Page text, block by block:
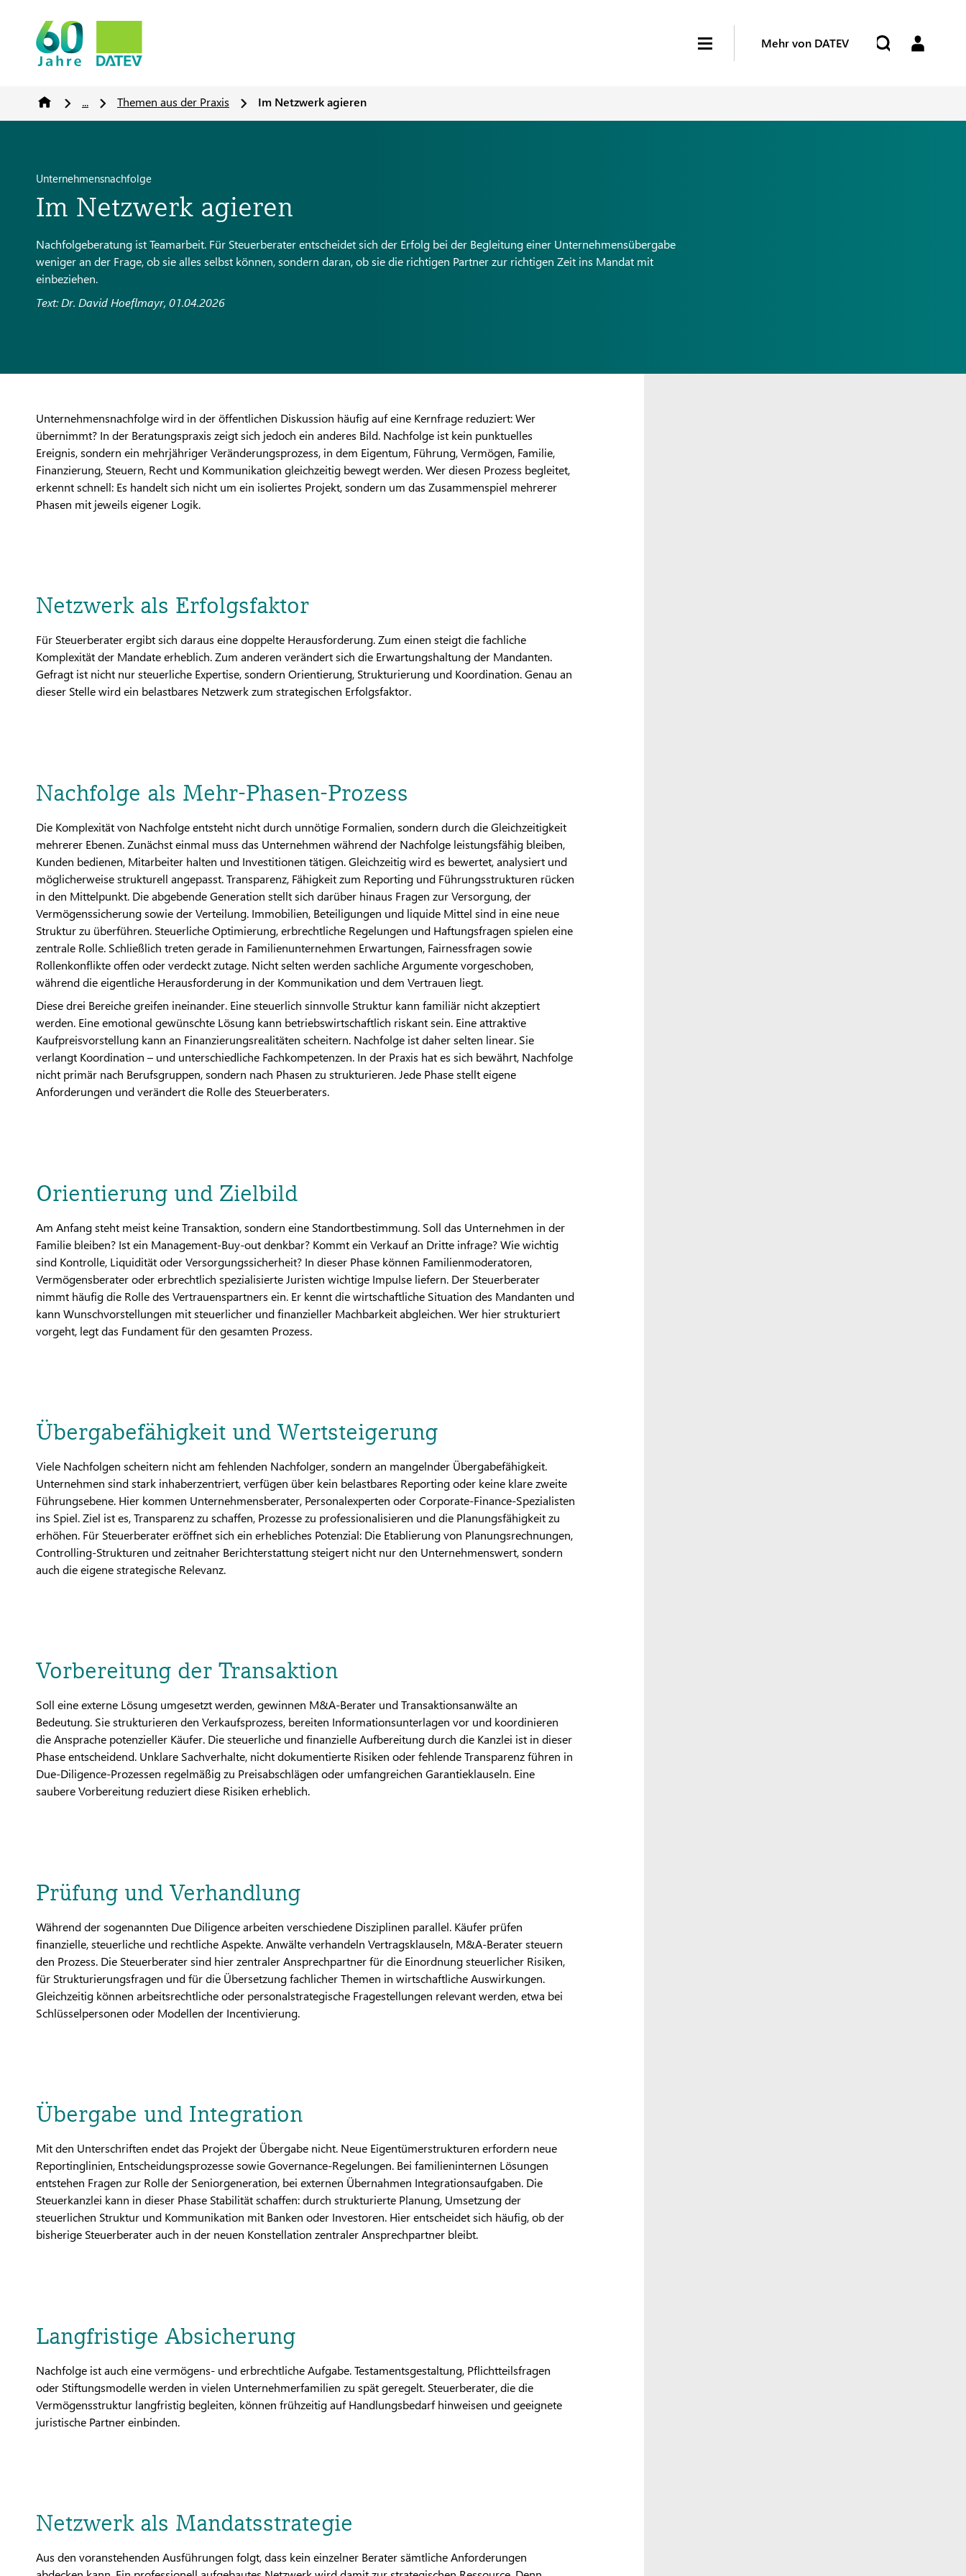
Mehr von DATEV
... Themen aus der Praxis Im Netzwerk agieren
Unternehmensnachfolge
Im Netzwerk agieren
Nachfolgeberatung ist Teamarbeit. Für Steuerberater entscheidet sich der Erfolg bei der Begleitung einer Unternehmensübergabe
weniger an der Frage, ob sie alles selbst können, sondern daran, ob sie die richtigen Partner zur richtigen Zeit ins Mandat mit
einbeziehen.
Text: Dr. David Hoeflmayr, 01.04.2026
Unternehmensnachfolge wird in der öffentlichen Diskussion häufig auf eine Kernfrage reduziert: Wer
übernimmt? In der Beratungspraxis zeigt sich jedoch ein anderes Bild. Nachfolge ist kein punktuelles
Ereignis, sondern ein mehrjähriger Veränderungsprozess, in dem Eigentum, Führung, Vermögen, Familie,
Finanzierung, Steuern, Recht und Kommunikation gleichzeitig bewegt werden. Wer diesen Prozess begleitet,
erkennt schnell: Es handelt sich nicht um ein isoliertes Projekt, sondern um das Zusammenspiel mehrerer
Phasen mit jeweils eigener Logik.
Netzwerk als Erfolgsfaktor
Für Steuerberater ergibt sich daraus eine doppelte Herausforderung. Zum einen steigt die fachliche
Komplexität der Mandate erheblich. Zum anderen verändert sich die Erwartungshaltung der Mandanten.
Gefragt ist nicht nur steuerliche Expertise, sondern Orientierung, Strukturierung und Koordination. Genau an
dieser Stelle wird ein belastbares Netzwerk zum strategischen Erfolgsfaktor.
Nachfolge als Mehr-Phasen-Prozess
Die Komplexität von Nachfolge entsteht nicht durch unnötige Formalien, sondern durch die Gleichzeitigkeit
mehrerer Ebenen. Zunächst einmal muss das Unternehmen während der Nachfolge leistungsfähig bleiben,
Kunden bedienen, Mitarbeiter halten und Investitionen tätigen. Gleichzeitig wird es bewertet, analysiert und
möglicherweise strukturell angepasst. Transparenz, Fähigkeit zum Reporting und Führungsstrukturen rücken
in den Mittelpunkt. Die abgebende Generation stellt sich darüber hinaus Fragen zur Versorgung, der
Vermögenssicherung sowie der Verteilung. Immobilien, Beteiligungen und liquide Mittel sind in eine neue
Struktur zu überführen. Steuerliche Optimierung, erbrechtliche Regelungen und Haftungsfragen spielen eine
zentrale Rolle. Schließlich treten gerade in Familienunternehmen Erwartungen, Fairnessfragen sowie
Rollenkonflikte offen oder verdeckt zutage. Nicht selten werden sachliche Argumente vorgeschoben,
während die eigentliche Herausforderung in der Kommunikation und dem Vertrauen liegt.
Diese drei Bereiche greifen ineinander. Eine steuerlich sinnvolle Struktur kann familiär nicht akzeptiert
werden. Eine emotional gewünschte Lösung kann betriebswirtschaftlich riskant sein. Eine attraktive
Kaufpreisvorstellung kann an Finanzierungsrealitäten scheitern. Nachfolge ist daher selten linear. Sie
verlangt Koordination – und unterschiedliche Fachkompetenzen. In der Praxis hat es sich bewährt, Nachfolge
nicht primär nach Berufsgruppen, sondern nach Phasen zu strukturieren. Jede Phase stellt eigene
Anforderungen und verändert die Rolle des Steuerberaters.
Orientierung und Zielbild
Am Anfang steht meist keine Transaktion, sondern eine Standortbestimmung. Soll das Unternehmen in der
Familie bleiben? Ist ein Management-Buy-out denkbar? Kommt ein Verkauf an Dritte infrage? Wie wichtig
sind Kontrolle, Liquidität oder Versorgungssicherheit? In dieser Phase können Familienmoderatoren,
Vermögensberater oder erbrechtlich spezialisierte Juristen wichtige Impulse liefern. Der Steuerberater
nimmt häufig die Rolle des Vertrauenspartners ein. Er kennt die wirtschaftliche Situation des Mandanten und
kann Wunschvorstellungen mit steuerlicher und finanzieller Machbarkeit abgleichen. Wer hier strukturiert
vorgeht, legt das Fundament für den gesamten Prozess.
Übergabefähigkeit und Wertsteigerung
Viele Nachfolgen scheitern nicht am fehlenden Nachfolger, sondern an mangelnder Übergabefähigkeit.
Unternehmen sind stark inhaberzentriert, verfügen über kein belastbares Reporting oder keine klare zweite
Führungsebene. Hier kommen Unternehmensberater, Personalexperten oder Corporate-Finance-Spezialisten
ins Spiel. Ziel ist es, Transparenz zu schaffen, Prozesse zu professionalisieren und die Planungsfähigkeit zu
erhöhen. Für Steuerberater eröffnet sich ein erhebliches Potenzial: Die Etablierung von Planungsrechnungen,
Controlling-Strukturen und zeitnaher Berichterstattung steigert nicht nur den Unternehmenswert, sondern
auch die eigene strategische Relevanz.
Vorbereitung der Transaktion
Soll eine externe Lösung umgesetzt werden, gewinnen M&A-Berater und Transaktionsanwälte an
Bedeutung. Sie strukturieren den Verkaufsprozess, bereiten Informationsunterlagen vor und koordinieren
die Ansprache potenzieller Käufer. Die steuerliche und finanzielle Aufbereitung durch die Kanzlei ist in dieser
Phase entscheidend. Unklare Sachverhalte, nicht dokumentierte Risiken oder fehlende Transparenz führen in
Due-Diligence-Prozessen regelmäßig zu Preisabschlägen oder umfangreichen Garantieklauseln. Eine
saubere Vorbereitung reduziert diese Risiken erheblich.
Prüfung und Verhandlung
Während der sogenannten Due Diligence arbeiten verschiedene Disziplinen parallel. Käufer prüfen
finanzielle, steuerliche und rechtliche Aspekte. Anwälte verhandeln Vertragsklauseln, M&A-Berater steuern
den Prozess. Die Steuerberater sind hier zentraler Ansprechpartner für die Einordnung steuerlicher Risiken,
für Strukturierungsfragen und für die Übersetzung fachlicher Themen in wirtschaftliche Auswirkungen.
Gleichzeitig können arbeitsrechtliche oder personalstrategische Fragestellungen relevant werden, etwa bei
Schlüsselpersonen oder Modellen der Incentivierung.
Übergabe und Integration
Mit den Unterschriften endet das Projekt der Übergabe nicht. Neue Eigentümerstrukturen erfordern neue
Reportinglinien, Entscheidungsprozesse sowie Governance-Regelungen. Bei familieninternen Lösungen
entstehen Fragen zur Rolle der Seniorgeneration, bei externen Übernahmen Integrationsaufgaben. Die
Steuerkanzlei kann in dieser Phase Stabilität schaffen: durch strukturierte Planung, Umsetzung der
steuerlichen Struktur und Kommunikation mit Banken oder Investoren. Hier entscheidet sich häufig, ob der
bisherige Steuerberater auch in der neuen Konstellation zentraler Ansprechpartner bleibt.
Langfristige Absicherung
Nachfolge ist auch eine vermögens- und erbrechtliche Aufgabe. Testamentsgestaltung, Pflichtteilsfragen
oder Stiftungsmodelle werden in vielen Unternehmerfamilien zu spät geregelt. Steuerberater, die die
Vermögensstruktur langfristig begleiten, können frühzeitig auf Handlungsbedarf hinweisen und geeignete
juristische Partner einbinden.
Netzwerk als Mandatsstrategie
Aus den voranstehenden Ausführungen folgt, dass kein einzelner Berater sämtliche Anforderungen